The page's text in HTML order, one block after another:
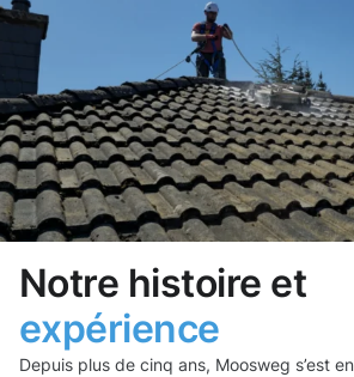
Notre histoire et
expérience
Depuis plus de cinq ans, Moosweg s’est